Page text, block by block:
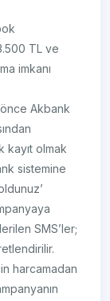
TL ve
imkanı
Akbank
kayıt olmak
sistemine
SMS’ler;
harcamadan